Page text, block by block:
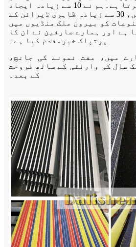
سٹرپس تیار کرتا ہے۔ہم نے 10 سے زیادہ ایجاد
پیٹنٹ حاصل کیے ہیں، 30 سے ​​زیادہ ظاہری ڈیزائن کے
کو بیرون ملک منڈیوں میں
ہے اور ہمارے صارفین نے ان کا
پرتپاک خیرمقدم کیا ہے۔
میں، مفت نمونے کی جانچ،
سال کی وارنٹی کے ساتھ فروخت
کے بعد۔